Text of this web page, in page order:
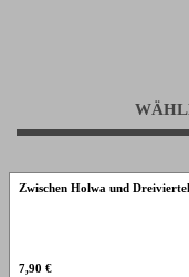
Zwischen Holwa und
7,90 €